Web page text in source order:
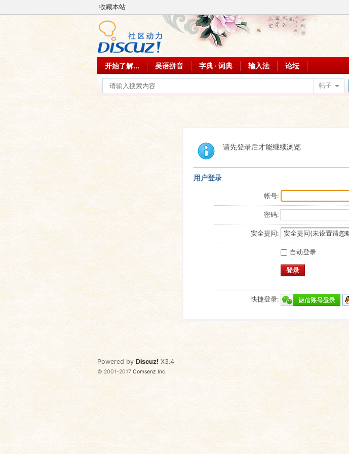
收藏本站
开始了解... 吴语拼音 字典 · 词典 输入法 论坛
帖子
请先登录后才能继续浏览
用户登录
帐号:
密码:
安全提问:
自动登录
登录
快捷登录:
Powered by Discuz! X3.4
© 2001-2017Comsenz Inc.